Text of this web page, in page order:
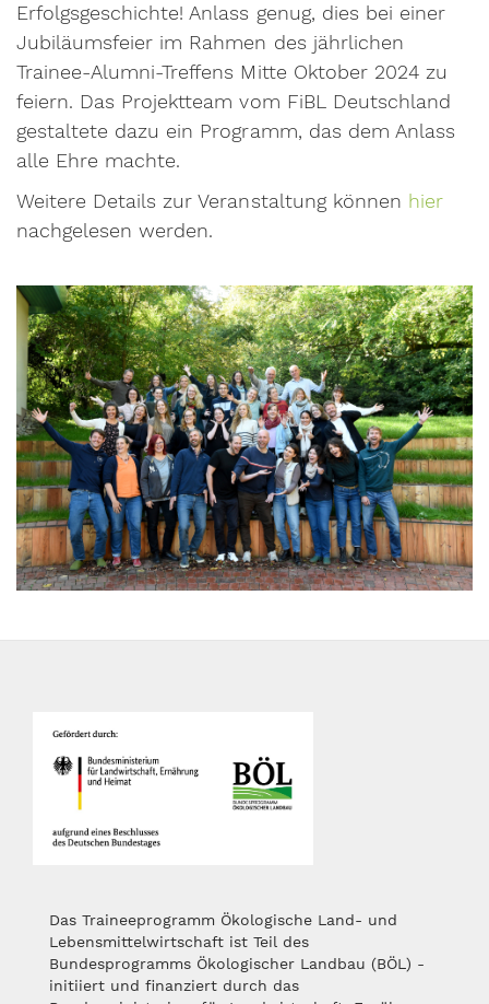
Erfolgsgeschichte! Anlass genug, dies bei einer
Jubiläumsfeier im Rahmen des jährlichen
Trainee-Alumni-Treffens Mitte Oktober 2024 zu
feiern. Das Projektteam vom FiBL Deutschland
gestaltete dazu ein Programm, das dem Anlass
alle Ehre machte.
Weitere Details zur Veranstaltung können hier
nachgelesen werden.
Das Traineeprogramm Ökologische Land- und
Lebensmittelwirtschaft ist Teil des
Bundesprogramms Ökologischer Landbau (BÖL) -
initiiert und finanziert durch das